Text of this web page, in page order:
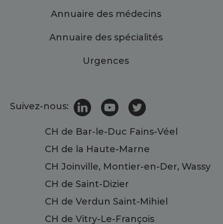
Annuaire des médecins
Annuaire des spécialités
Urgences
Suivez-nous:
CH de Bar-le-Duc Fains-Véel
CH de la Haute-Marne
CH Joinville, Montier-en-Der, Wassy
CH de Saint-Dizier
CH de Verdun Saint-Mihiel
CH de Vitry-Le-François